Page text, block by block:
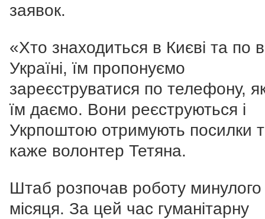
заявок.
«Хто знаходиться в Києві та по
Україні, їм пропонуємо
зареєструватися по телефону,
їм даємо. Вони реєструються і
Укрпоштою отримують посилки
каже волонтер Тетяна.
Штаб розпочав роботу минулого
місяця. За цей час гуманітарну